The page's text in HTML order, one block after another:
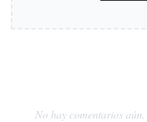
No hay comentarios